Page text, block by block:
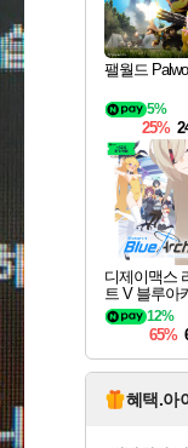
팰월드
5%
25%
디제이맥스
트 V 블루아
팩 DJMAX
CT V Blue
ack DLC
12%
65%
혜택.아